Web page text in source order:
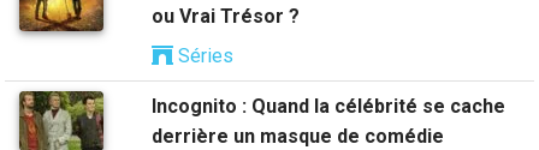
ou Vrai Trésor ?
Séries
Incognito : Quand la célébrité se cache
derrière un masque de comédie